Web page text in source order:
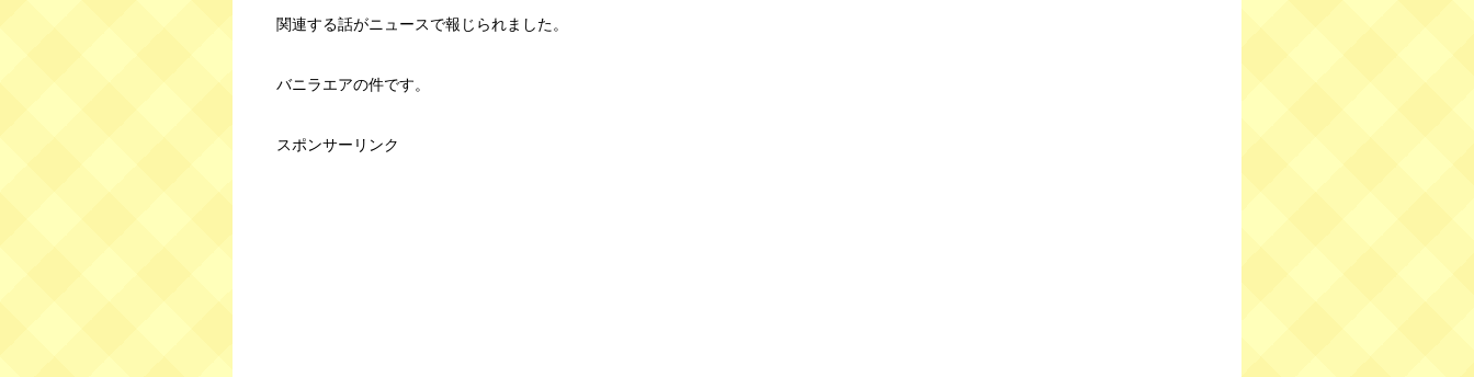
関連する話がニュースで報じられました。
バニラエアの件です。
スポンサーリンク